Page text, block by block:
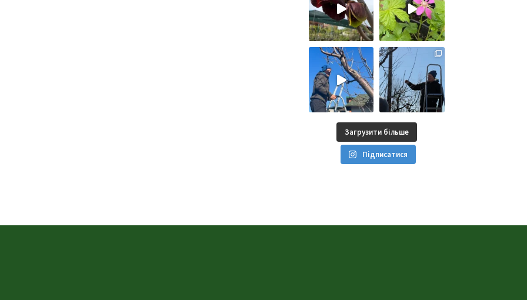
Загрузити більше
Підписатися